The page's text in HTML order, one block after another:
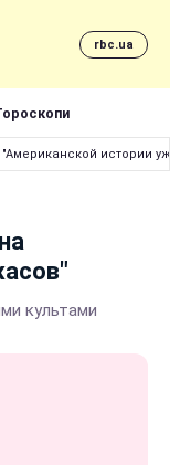
rbc.ua
7 сезона "Американской
культами